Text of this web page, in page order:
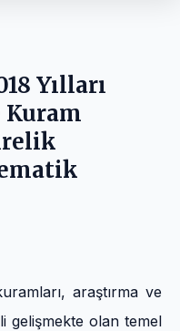
Yılları
Kuram
araştırma ve
gelişmekte olan temel